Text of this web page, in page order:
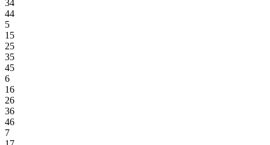
34
44
5
15
25
35
45
6
16
26
36
46
7